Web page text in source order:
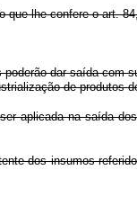
que lhe confere o art.
dar saída
de produtos
aplicada na saída
dos insumos